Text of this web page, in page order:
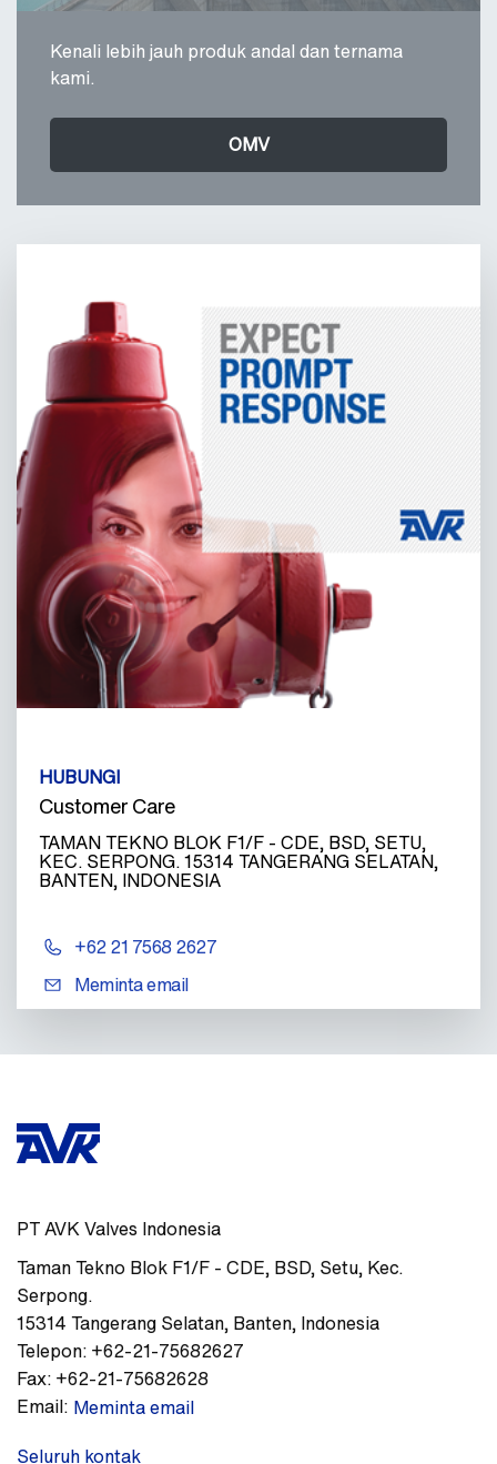
Kenali lebih jauh produk andal dan ternama
kami.
OMV
HUBUNGI
Customer Care
TAMAN TEKNO BLOK F1/F - CDE, BSD, SETU,
KEC. SERPONG. 15314 TANGERANG SELATAN,
BANTEN, INDONESIA
+62 21 7568 2627
Meminta email
PT AVK Valves Indonesia
Taman Tekno Blok F1/F - CDE, BSD, Setu, Kec.
Serpong.
15314 Tangerang Selatan, Banten, Indonesia
Telepon: +62-21-75682627
Fax: +62-21-75682628
Email: Meminta email
Seluruh kontak